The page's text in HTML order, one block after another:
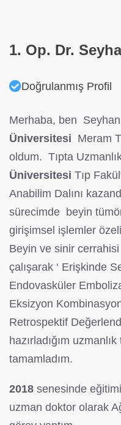
1. Op. Dr.
Doğrulanmış Profil
Merhaba, ben
Üniversitesi Meram
oldum. Tıpta Uzmanlık
Üniversitesi Tıp
Anabilim Dalını
sürecimde beyin
girişimsel işlemler
Beyin ve sinir
çalışarak ‘ Erişkinde
Endovasküler
Eksizyon
Retrospektif
hazırladığım
tamamladım.
2018 senesinde
uzman doktor olarak